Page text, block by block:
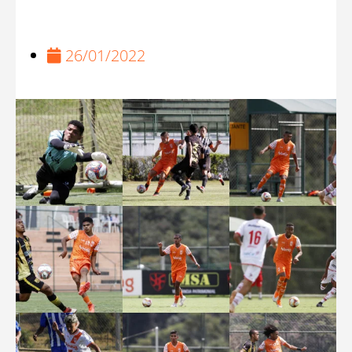
26/01/2022